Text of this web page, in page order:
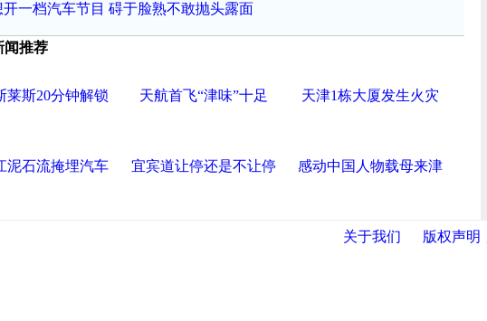
开一档汽车节目 碍于脸熟不敢抛头露面
闻推荐
莱斯20分钟解锁 天航首飞“津味”十足 天津1栋大厦发生火灾
泥石流掩埋汽车 宜宾道让停还是不让停 感动中国人物载母来津
关于我们 版权声明